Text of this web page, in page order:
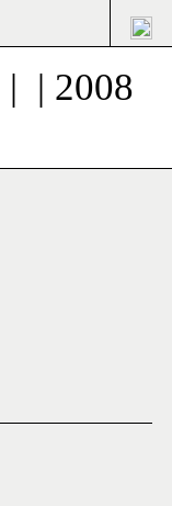
| | 2008